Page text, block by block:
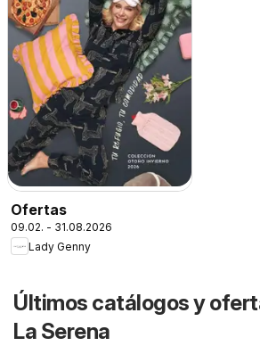
Ofertas
09.02. - 31.08.2026
Lady Genny
Últimos catálogos y
La Serena